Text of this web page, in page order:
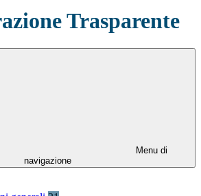
Trasparente
Menu di
navigazione